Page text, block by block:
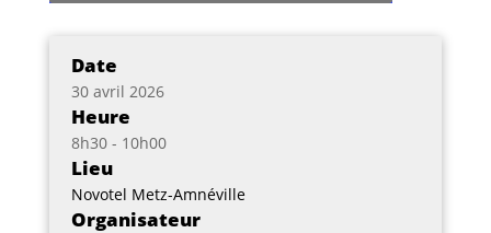
Date
30 avril 2026
Heure
8h30 - 10h00
Lieu
Novotel Metz-Amnéville
Organisateur